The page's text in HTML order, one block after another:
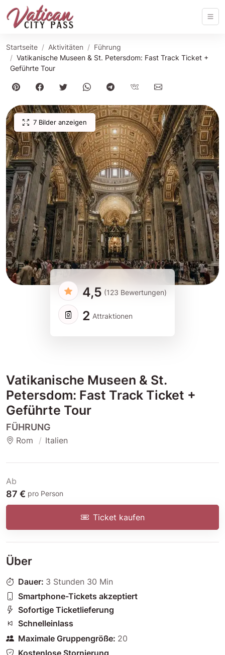
Startseite Aktivitäten
Führung
Vatikanische Museen & St. Petersdom: Fast Track Ticket +
Geführte Tour
7 Bilder anzeigen
4,5 (123 Bewertungen)
2 Attraktionen
Vatikanische Museen & St.
Petersdom: Fast Track Ticket +
Geführte Tour
FÜHRUNG
Rom Italien
Ab
87 € pro Person
Ticket kaufen
Über
Dauer: 3 Stunden 30 Min
Smartphone-Tickets akzeptiert
Sofortige Ticketlieferung
Schnelleinlass
Maximale Gruppengröße: 20